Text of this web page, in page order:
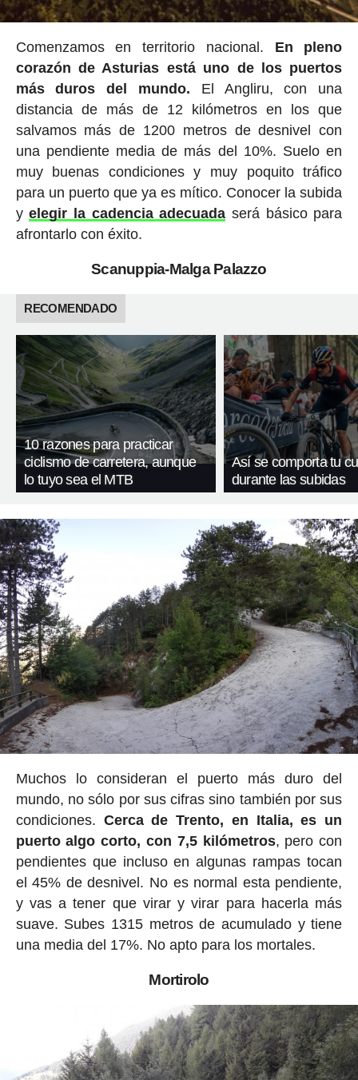
Comenzamos en territorio nacional. En pleno
corazón de Asturias está uno de los puertos
más duros del mundo. El Angliru, con una
distancia de más de 12 kilómetros en los que
salvamos más de 1200 metros de desnivel con
una pendiente media de más del 10%. Suelo en
muy buenas condiciones y muy poquito tráfico
para un puerto que ya es mítico. Conocer la subida
yelegir la cadencia adecuada será básico para
afrontarlo con éxito.
Scanuppia-Malga Palazzo
RECOMENDADO
10 razones para practicar
ciclismo de carretera, aunque
lo tuyo sea el MTB
Así se comporta tu
durante las subidas
Muchos lo consideran el puerto más duro del
mundo, no sólo por sus cifras sino también por sus
condiciones. Cerca de Trento, en Italia, es un
puerto algo corto, con 7,5 kilómetros, pero con
pendientes que incluso en algunas rampas tocan
el 45% de desnivel. No es normal esta pendiente,
y vas a tener que virar y virar para hacerla más
suave. Subes 1315 metros de acumulado y tiene
una media del 17%. No apto para los mortales.
Mortirolo